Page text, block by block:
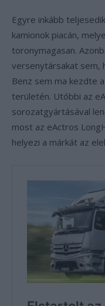
Egyre inkább
kamionok piacán,
toronymagasan.
versenytársakat sem,
Benz sem ma kezdte
területén. Utóbbi az
sorozatgyártásával
most az eActros
helyezi a márkát az